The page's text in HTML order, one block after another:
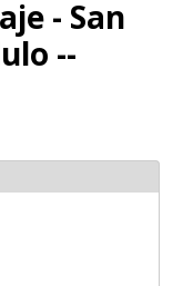
- San
--